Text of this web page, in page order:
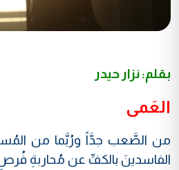
بقلم: نزار حيدر
العَمى
من الصَّعب جدَّاً ورُبَّما من
الفاسدينَ بالكفِّ عن مُحاربةِ فُرصِ